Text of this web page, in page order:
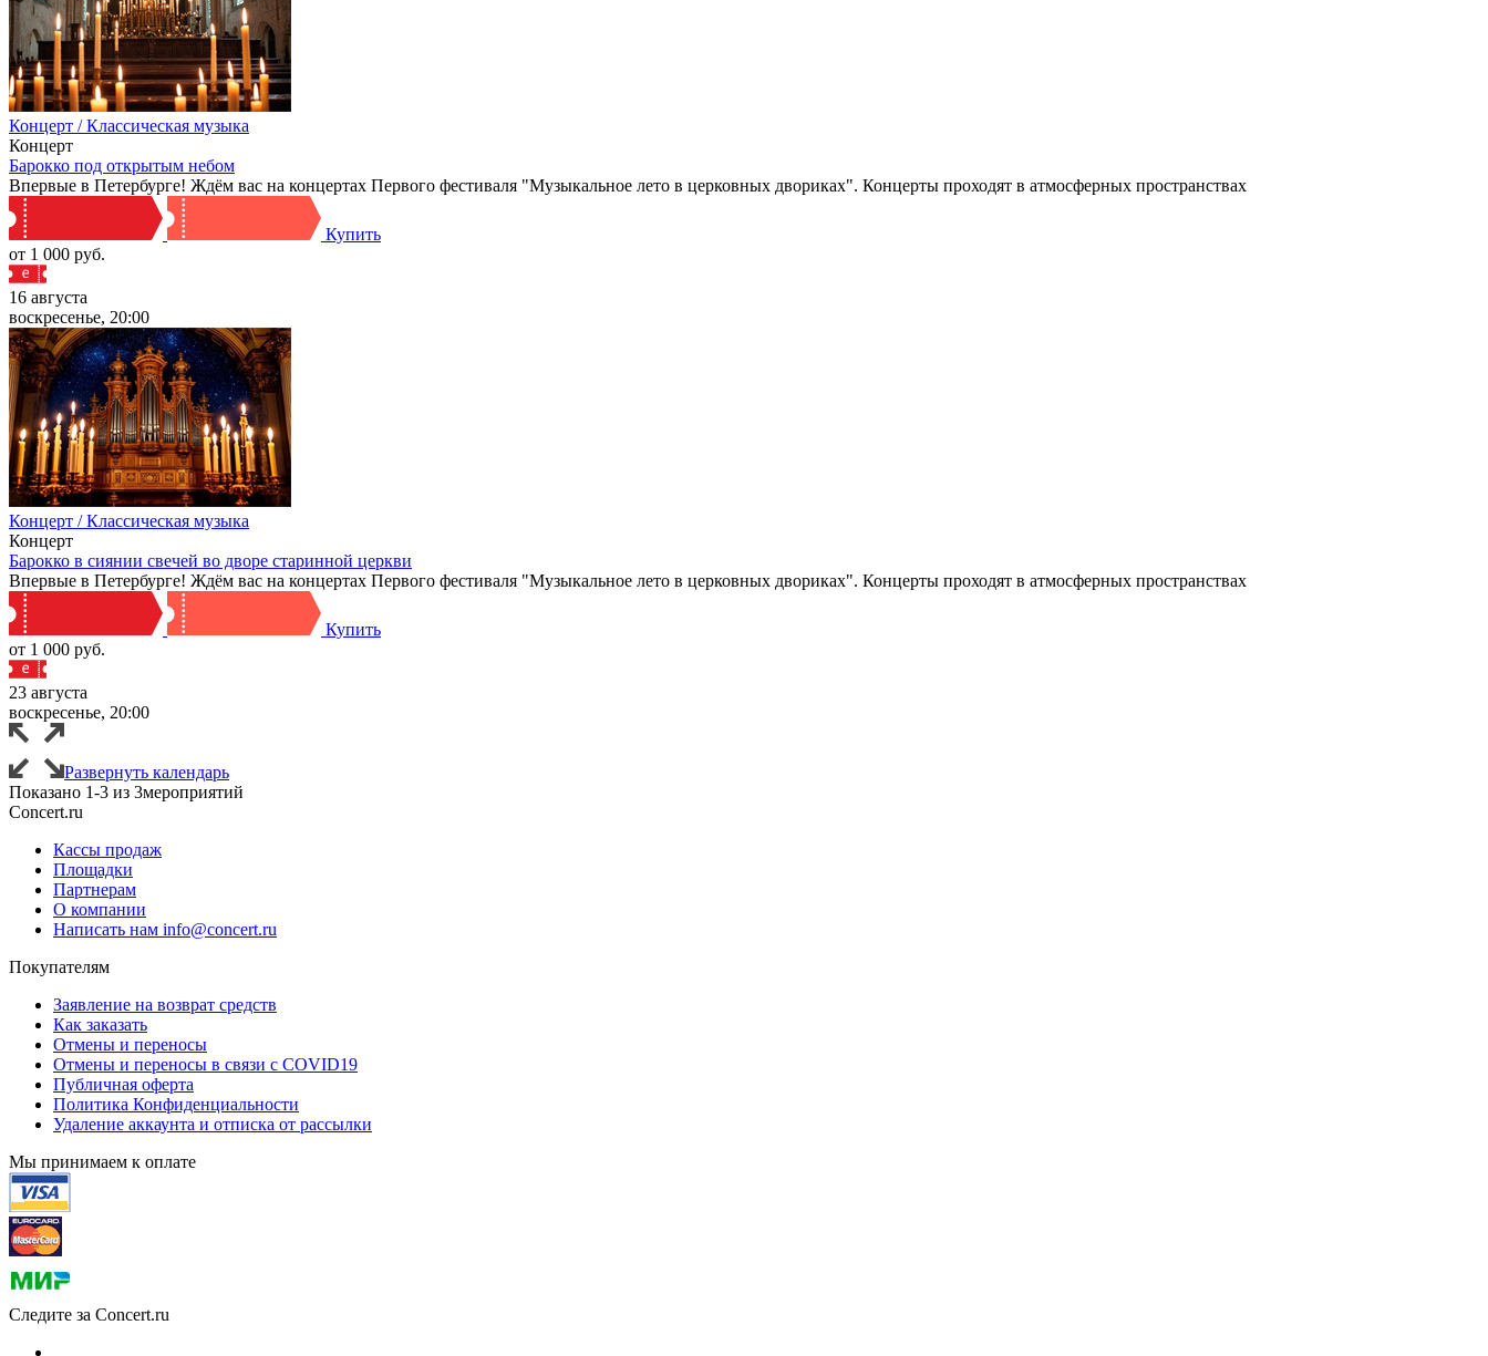
Концерт / Классическая музыка
Концерт
Барокко под открытым небом
Впервые в Петербурге! Ждём вас на концертах Первого фестиваля "Музыкальное лето в церковных двориках". Концерты проходят в атмосферных пространствах
Купить
от 1 000 руб.
16 августа
воскресенье, 20:00
Концерт / Классическая музыка
Концерт
Барокко в сиянии свечей во дворе старинной церкви
Впервые в Петербурге! Ждём вас на концертах Первого фестиваля "Музыкальное лето в церковных двориках". Концерты проходят в атмосферных пространствах
Купить
от 1 000 руб.
23 августа
воскресенье, 20:00
Развернуть календарь
Показано 1-3 из 3мероприятий
Concert.ru
Кассы продаж
Площадки
Партнерам
О компании
Написать нам info@concert.ru
Покупателям
Заявление на возврат средств
Как заказать
Отмены и переносы
Отмены и переносы в связи с COVID19
Публичная оферта
Политика Конфиденциальности
Удаление аккаунта и отписка от рассылки
Мы принимаем к оплате
Следите за Concert.ru